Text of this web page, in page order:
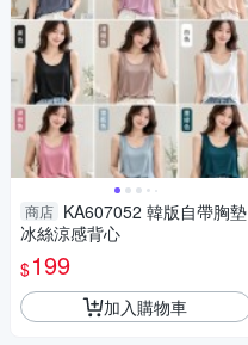
商店 KA607052 韓版自帶胸墊
冰絲涼感背心
$199
加入購物車